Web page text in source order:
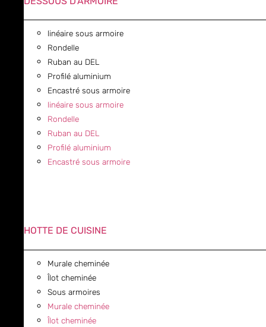
linéaire sous armoire
Rondelle
Ruban au DEL
Profilé aluminium
Encastré sous armoire
linéaire sous armoire
Rondelle
Ruban au DEL
Profilé aluminium
Encastré sous armoire
HOTTE DE CUISINE
Murale cheminée
Îlot cheminée
Sous armoires
Murale cheminée
Îlot cheminée